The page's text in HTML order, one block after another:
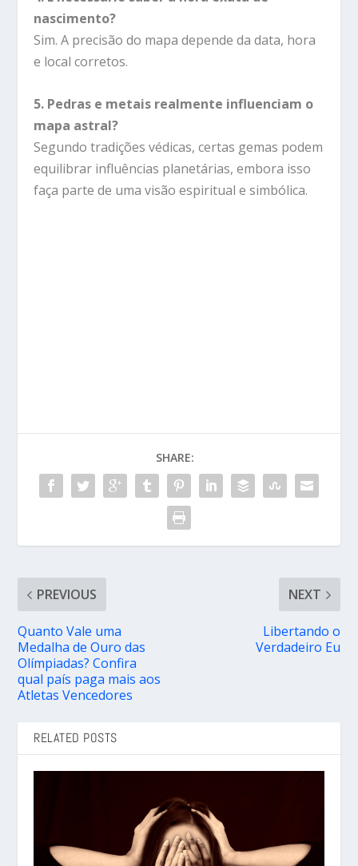
nascimento?
Sim. A precisão do mapa depende da data, hora
e local corretos.
5. Pedras e metais realmente influenciam o
mapa astral?
Segundo tradições védicas, certas gemas podem
equilibrar influências planetárias, embora isso
faça parte de uma visão espiritual e simbólica.
SHARE:
PREVIOUS
Quanto Vale uma
Medalha de Ouro das
Olímpiadas? Confira
qual país paga mais aos
Atletas Vencedores
NEXT
Libertando o
Verdadeiro Eu
RELATED POSTS